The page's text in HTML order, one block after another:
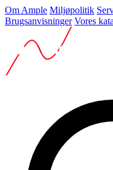
Om Ample Miljøpolitik
Brugsanvisninger Vores